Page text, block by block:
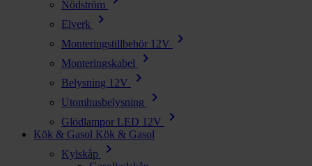
Nödström
Elverk chevron_right
Monteringstillbehör 12V chevron_right
Monteringskabel chevron_right
Belysning 12V chevron_right
Utomhusbelysning chevron_right
Glödlampor LED 12V chevron_right
Kök & Gasol Kök & Gasol
Kylskåp
chevron_right